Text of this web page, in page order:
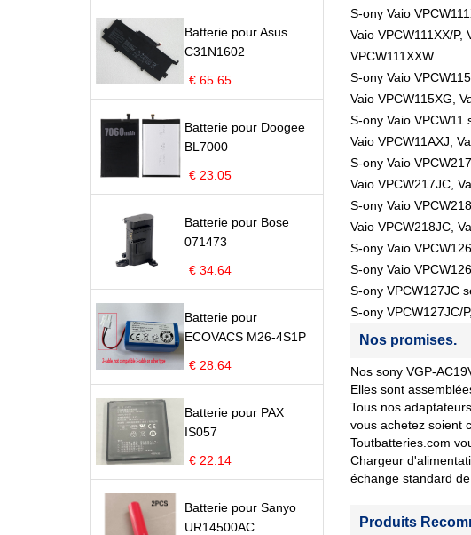
Batterie pour Asus
C31N1602
€ 65.65
Batterie pour Doogee
BL7000
€ 23.05
Batterie pour Bose
071473
€ 34.64
Batterie pour
ECOVACS M26-4S1P
€ 28.64
Batterie pour PAX
IS057
€ 22.14
Batterie pour Sanyo
UR14500AC
S-ony Vaio
Vaio VPCW111XX/P,
VPCW111XXW
S-ony Vaio
Vaio VPCW115XG,
S-ony Vaio VPCW11
Vaio VPCW11AXJ,
S-ony Vaio
Vaio VPCW217JC,
S-ony Vaio
Vaio VPCW218JC,
S-ony Vaio
S-ony Vaio
S-ony VPCW127JC
S-ony VPCW127JC/
Nos promises.
Nos sony VGP-
Elles sont
Tous nos
vous achetez soient
Toutbatteries.com
Chargeur
échange standard de
Produits